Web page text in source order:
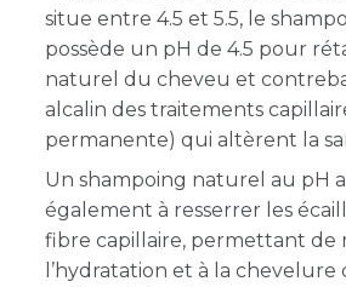
situe entre 4.5 et 5.5, le
possède un pH de 4.5 pour
naturel du cheveu et
alcalin des traitements
permanente) qui altèrent la
Un shampoing naturel au pH
également à resserrer les
fibre capillaire, permettant de
l’hydratation et à la chevelure